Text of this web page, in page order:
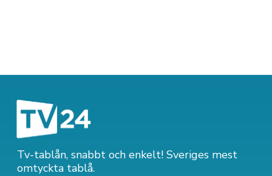
Tv-tablån, snabbt och enkelt! Sveriges mest
omtyckta tablå.